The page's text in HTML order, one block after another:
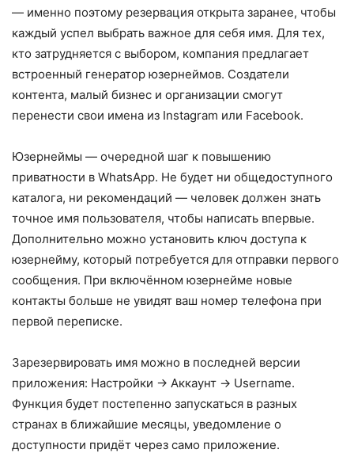
— именно поэтому резервация открыта заранее, чтобы
каждый успел выбрать важное для себя имя. Для тех,
кто затрудняется с выбором, компания предлагает
встроенный генератор юзернеймов. Создатели
контента, малый бизнес и организации смогут
перенести свои имена из Instagram или Facebook.
Юзернеймы — очередной шаг к повышению
приватности в WhatsApp. Не будет ни общедоступного
каталога, ни рекомендаций — человек должен знать
точное имя пользователя, чтобы написать впервые.
Дополнительно можно установить ключ доступа к
юзернейму, который потребуется для отправки первого
сообщения. При включённом юзернейме новые
контакты больше не увидят ваш номер телефона при
первой переписке.
Зарезервировать имя можно в последней версии
приложения: Настройки → Аккаунт → Username.
Функция будет постепенно запускаться в разных
странах в ближайшие месяцы, уведомление о
доступности придёт через само приложение.